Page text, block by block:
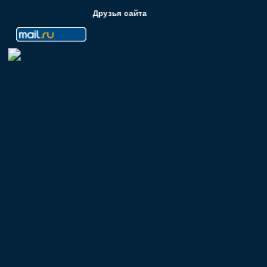
Друзья сайта